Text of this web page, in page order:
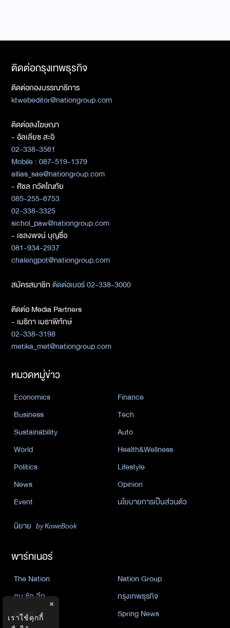
ติดต่อกรุงเทพธุรกิจ
ติดต่อกองบรรณาธิการ
ktwebeditor@nationgroup.com
ติดต่อลงโฆษณา
- อัลเลียซ สะอิ
02-338-3561
Mobile : 087-519-1379
allias_sae@nationgroup.com
- ศิชล ภวัตโณทัย
085-255-6753
02-338-3325
sichol_paw@nationgroup.com
- เชลงพจน์ บุญซื่อ
081-934-2937
chalengpot@nationgroup.com
สมัครสมาชิกติดต่อเบอร์ 02-338-3000
ติดต่อ Media Partners
- เมธิกา เมธาพิทักษ์
02-338-3198
metika_met@nationgroup.com
หมวดหมู่ข่าว
Economics
Finance
Business
Tech
Sustainability
Auto
World
Health&Wellness
Politics
Lifestyle
News
Opinion
Event
นโยบายการเป็นส่วนตัว
นิยาย by KaweBook
พาร์ทเนอร์
The Nation
Nation Group
คม ชัด ลึก
กรุงเทพธุรกิจ
Nation
Spring News
×
เราใช้คุกกี้